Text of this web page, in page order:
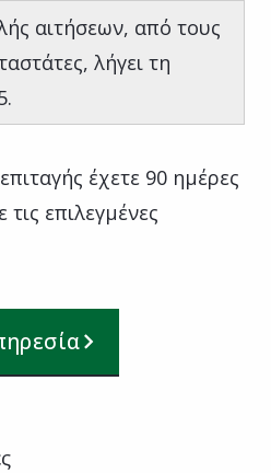
αιτήσεων, από τους
λήγει τη
έχετε 90 ημέρες
επιλεγμένες